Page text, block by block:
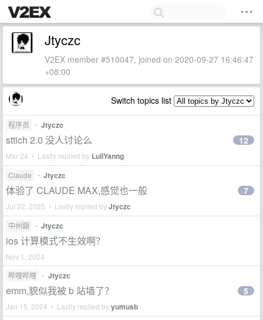
Jtyczc
V2EX member #510047, joined on 2020-09-27 16:46:47
+08:00
Switch topics list
程序员 • Jtyczc
sttich 2.0 没人讨论么
Mar 24 • Lastly replied by LuliYanng
12
Claude • Jtyczc
体验了 CLAUDE MAX,感觉也一般
Jul 22, 2025 • Lastly replied byJtyczc
7
中州韻 • Jtyczc
ios 计算模式不生效啊？
Nov 1, 2024
哔哩哔哩
• Jtyczc
emm,貌似我被 b 站墙了？
Jan 15, 2024 • Lastly replied byyumusb
5